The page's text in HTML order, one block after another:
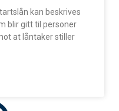
kan beskrives
blir gitt til personer
at låntaker stiller